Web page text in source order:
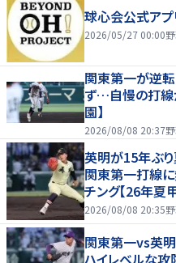
球心会公式アプ
2026/05/27 00:00
関東第一が逆
ず…自慢の打線
園】
2026/08/08 20:37
英明が15年ぶり
関東第一打線
チング【26年夏
2026/08/08 20:35
関東第一vs英
ハイレベルな攻